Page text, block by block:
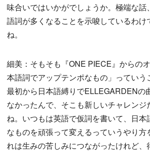
味合いではいかがでしょうか。極端な話
語詞が多くなることを示唆しているわけ
ね。
細美：そもそも『ONE PIECE』からの
本語詞でアップテンポなもの」っていう
最初から日本語縛りでELLEGARDENの
なかったんで、そこも新しいチャレンジ
ね。いつもは英語で仮詞を書いて、日本
なものを頑張って変えるっていうやり方
れは生みの苦しみにつながったけれど、